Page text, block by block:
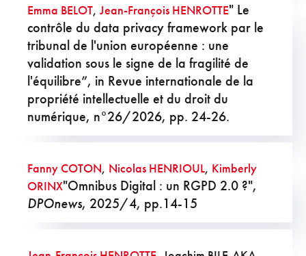
Emma BELOT, Jean-François HENROTTE" Le
contrôle du data privacy framework par le
tribunal de l'union européenne : une
validation sous le signe de la fragilité de
l'équilibre”, in Revue internationale de la
propriété intellectuelle et du droit du
numérique, n°26/2026, pp. 24-26.
Fanny COTON, Nicolas HENRIOUL, Kimberly
ORINX"Omnibus Digital : un RGPD 2.0 ?",
DPOnews, 2025/4, pp.14-15